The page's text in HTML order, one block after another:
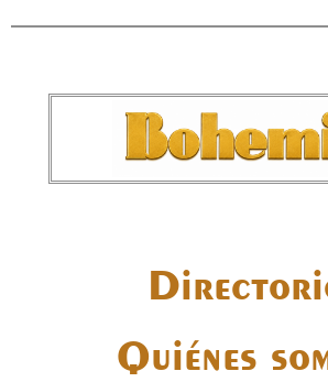
Quiénes